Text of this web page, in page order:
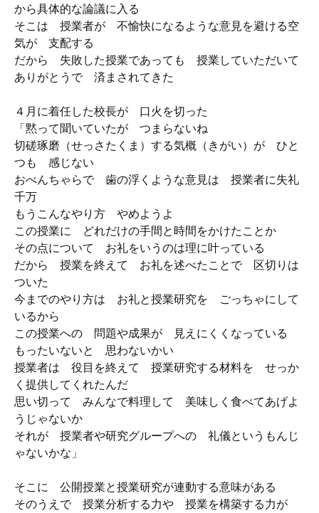
から具体的な論議に入る
そこは 授業者が 不愉快になるような意見を避ける空
気が 支配する
だから 失敗した授業であっても 授業していただいて
ありがとうで 済まされてきた
４月に着任した校長が 口火を切った
「黙って聞いていたが つまらないね
切磋琢磨（せっさたくま）する気概（きがい）が ひと
つも 感じない
おべんちゃらで 歯の浮くような意見は 授業者に失礼
千万
もうこんなやり方 やめようよ
この授業に どれだけの手間と時間をかけたことか
その点について お礼をいうのは理に叶っている
だから 授業を終えて お礼を述べたことで 区切りは
ついた
今までのやり方は お礼と授業研究を ごっちゃにして
いるから
この授業への 問題や成果が 見えにくくなっている
もったいないと 思わないかい
授業者は 役目を終えて 授業研究する材料を せっか
く提供してくれたんだ
思い切って みんなで料理して 美味しく食べてあげよ
うじゃないか
それが 授業者や研究グループへの 礼儀というもんじ
ゃないかな」
そこに 公開授業と授業研究が連動する意味がある
そのうえで 授業分析する力や 授業を構築する力が